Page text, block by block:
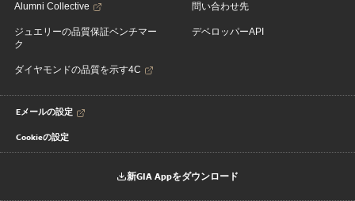
Alumni Collective
ジュエリーの品質保証ベンチマー
ク
ダイヤモンドの品質を示す4C
問い合わせ先
デベロッパーAPI
Eメールの設定
Cookieの設定
新GIA Appをダウンロード